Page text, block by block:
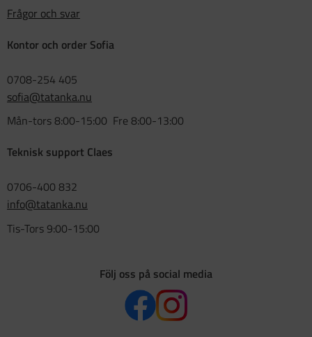
Frågor och svar
Kontor och order Sofia
0708-254 405
sofia@tatanka.nu
Mån-tors 8:00-15:00 Fre 8:00-13:00
Teknisk support Claes
0706-400 832
info@tatanka.nu
Tis-Tors 9:00-15:00
Följ oss på social media